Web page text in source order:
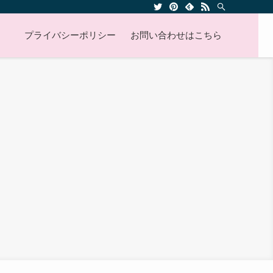
プライバシーポリシー お問い合わせはこちら